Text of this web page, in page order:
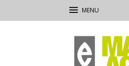
Macchine
Agricole